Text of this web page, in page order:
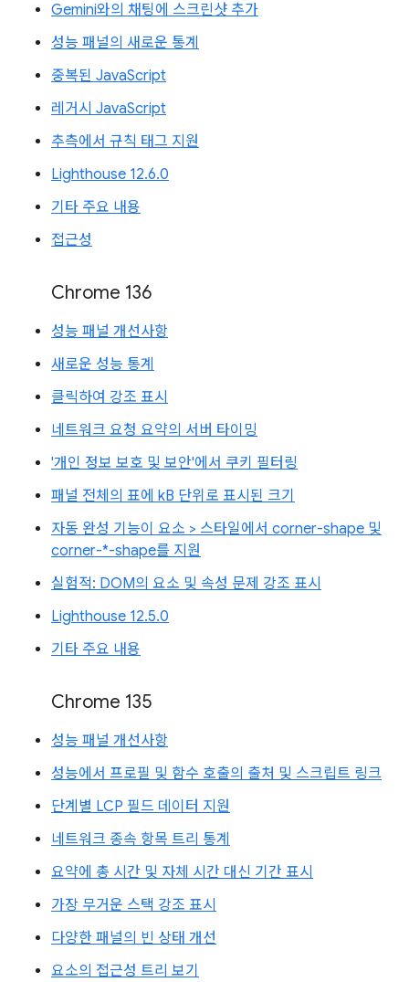
Gemini와의 채팅에 스크린샷 추가
성능 패널의 새로운 통계
중복된 JavaScript
레거시 JavaScript
추측에서 규칙 태그 지원
Lighthouse 12.6.0
기타 주요 내용
접근성
Chrome 136
성능 패널 개선사항
새로운 성능 통계
클릭하여 강조 표시
네트워크 요청 요약의 서버 타이밍
'개인 정보 보호 및 보안'에서 쿠키 필터링
패널 전체의 표에 kB 단위로 표시된 크기
자동 완성 기능이 요소 > 스타일에서 corner-shape 및
corner-*-shape를 지원
실험적: DOM의 요소 및 속성 문제 강조 표시
Lighthouse 12.5.0
기타 주요 내용
Chrome 135
성능 패널 개선사항
성능에서 프로필 및 함수 호출의 출처 및 스크립트 링크
단계별 LCP 필드 데이터 지원
네트워크 종속 항목 트리 통계
요약에 총 시간 및 자체 시간 대신 기간 표시
가장 무거운 스택 강조 표시
다양한 패널의 빈 상태 개선
요소의 접근성 트리 보기